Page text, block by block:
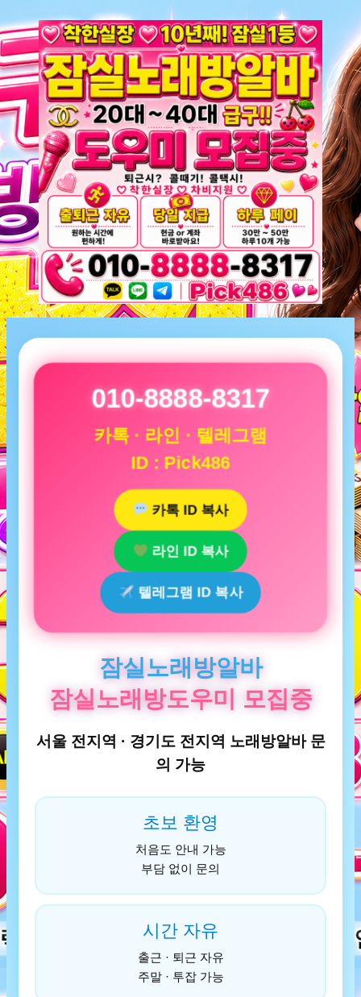
010-8888-8317
카톡 · 라인 · 텔레그램
ID : Pick486
카톡 ID 복사
라인 ID 복사
텔레그램 ID 복사
잠실노래방알바
잠실노래방도우미 모집중
서울 전지역 · 경기도 전지역 노래방알바 문
의 가능
초보 환영
처음도 안내 가능
부담 없이 문의
시간 자유
출근 · 퇴근 자유
주말 · 투잡 가능